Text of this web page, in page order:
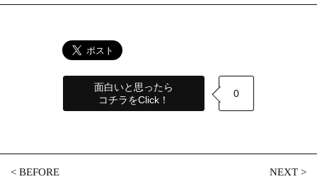
面白いと思ったら
コチラをClick！
0
<BEFORE NEXT>